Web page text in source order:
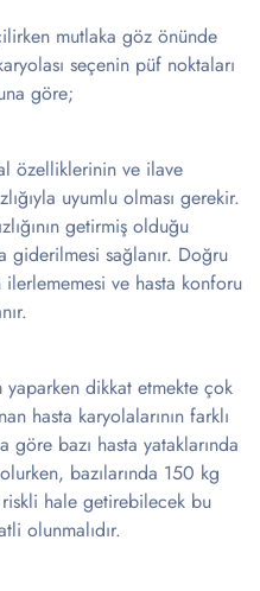
mutlaka göz önünde
seçenin püf noktaları
göre;
özelliklerinin ve ilave
uyumlu olması gerekir.
getirmiş olduğu
giderilmesi sağlanır. Doğru
ilerlememesi ve hasta konforu
yaparken dikkat etmekte çok
hasta karyolalarının farklı
göre bazı hasta yataklarında
bazılarında 150 kg
riskli hale getirebilecek bu
olunmalıdır.